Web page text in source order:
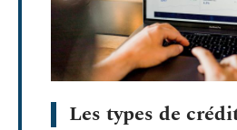
Les types de